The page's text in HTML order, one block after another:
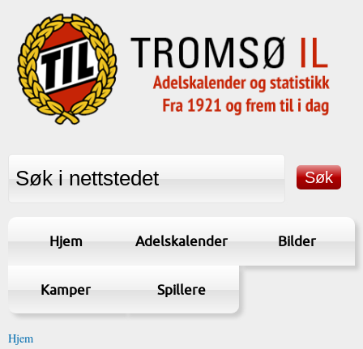
Hjem Adelskalender Bilder
Kamper Spillere
Hjem